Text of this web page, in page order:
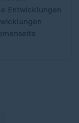
Entwicklungen